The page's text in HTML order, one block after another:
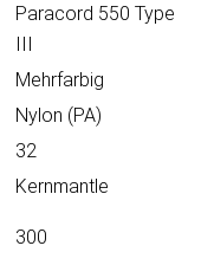
Paracord 550 Type
III
Mehrfarbig
Nylon (PA)
32
Kernmantle
300